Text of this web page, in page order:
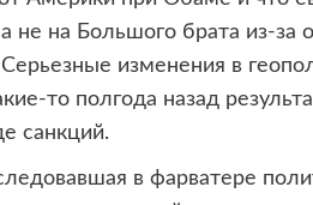
не на Большого брата из-за
изменения в
то полгода назад
санкций.
в фарватере